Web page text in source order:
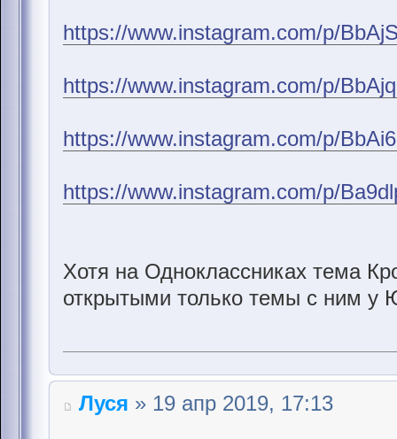
https://www.instagram.com/p/
https://www.instagram.com/p/
https://www.instagram.com/p/
https://www.instagram.com/p/
Хотя на Одноклассниках тема
открытыми только темы с ним у
Луся » 19 апр 2019, 17:13